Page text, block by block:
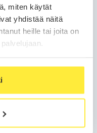
miten käytät
yhdistää näitä
heille tai joita on